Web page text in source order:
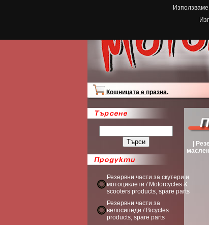
Резервни части за скутери и
мотоциклети / Motorcycles &
scooters products, spare parts
Резервни части за
велосипеди / Bicycles
products, spare parts
Кошницата е празна.
|